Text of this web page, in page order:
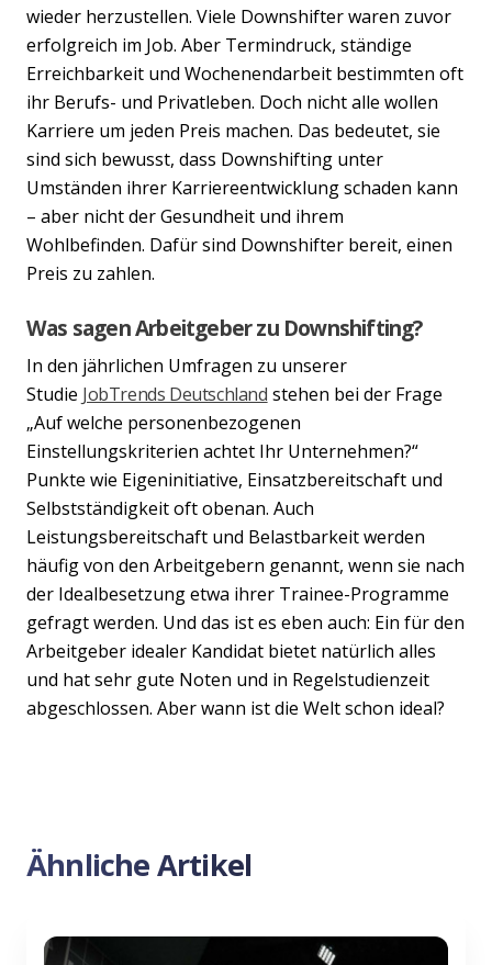
wieder herzustellen. Viele Downshifter waren zuvor
erfolgreich im Job. Aber Termindruck, ständige
Erreichbarkeit und Wochenendarbeit bestimmten oft
ihr Berufs- und Privatleben. Doch nicht alle wollen
Karriere um jeden Preis machen. Das bedeutet, sie
sind sich bewusst, dass Downshifting unter
Umständen ihrer Karriereentwicklung schaden kann
– aber nicht der Gesundheit und ihrem
Wohlbefinden. Dafür sind Downshifter bereit, einen
Preis zu zahlen.
Was sagen Arbeitgeber zu Downshifting?
In den jährlichen Umfragen zu unserer
Studie JobTrends Deutschland stehen bei der Frage
„Auf welche personenbezogenen
Einstellungskriterien achtet Ihr Unternehmen?“
Punkte wie Eigeninitiative, Einsatzbereitschaft und
Selbstständigkeit oft obenan. Auch
Leistungsbereitschaft und Belastbarkeit werden
häufig von den Arbeitgebern genannt, wenn sie nach
der Idealbesetzung etwa ihrer Trainee-Programme
gefragt werden. Und das ist es eben auch: Ein für den
Arbeitgeber idealer Kandidat bietet natürlich alles
und hat sehr gute Noten und in Regelstudienzeit
abgeschlossen. Aber wann ist die Welt schon ideal?
Ähnliche Artikel